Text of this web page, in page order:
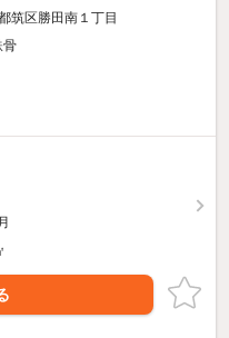
筑区勝田南１丁目
骨